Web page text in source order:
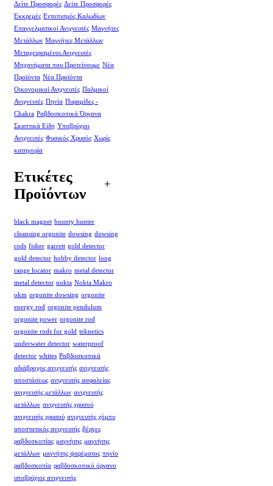
Δείτε Προσφορές Δείτε Προσφορές
Εκκρεμές Εντοπισμός Καλωδίων
Επαγγελματικοί Ανιχνευτές Μαγνήτες
Μετάλλων Μαγνήτες Μετάλλων
Μεταχειρισμένοι Ανιχνευτές
Μηχανήματα που Προτείνουμε Νέα
Προϊόντα Νέα Προϊόντα
Οικονομικοί Ανιχνευτές Παλμικοί
Ανιχνευτές Πηνία Πυραμίδες -
Chakra Ραβδοσκοπικά Όργανα
Σκαπτικά Είδη Υποβρύχιοι
Ανιχνευτές Φυσικός Χρυσός Χωρίς
κατηγορία
Ετικέτες
Προϊόντων
black magnet bounty hunter
cleansing orgonite dowsing dowsing
rods fisher garrett gold detector
gold detector hobby detector long
range locator makro metal detector
metal detector nokta Nokta Makro
okm orgonite dowsing orgonite
energy rod orgonite pendulum
orgonite power orgonite rod
orgonite rods for gold teknetics
underwater detector waterproof
detector whites Ραβδοσκοπικά
αδιάβροχος ανιχνευτής ανιχνευτής
αποστάσεως ανιχνευτής ασφαλείας
ανιχνευτής μετάλλων ανιχνευτής
μετάλλων ανιχνευτής χρυσού
ανιχνευτής χρυσού ανιχνευτής χόμπυ
αποστατικός ανιχνευτής βέργες
ραβδοσκοπίας μαγνήτης μαγνήτης
μετάλλων μαγνήτης ψαρέματος πηνίο
ραβδοσκοπία ραβδοσκοπικό όργανο
υποβρύχιος ανιχνευτής